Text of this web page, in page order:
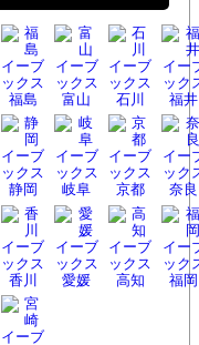
福島 富山 石川 福井
静岡 岐阜 京都 奈良
香川 愛媛 高知 福岡